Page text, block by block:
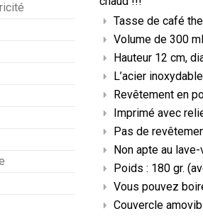
Tasse de café
Volume de 300
Hauteur 12 cm,
L’acier
Revêtement en
Imprimé avec
Pas de
Non apte au
Poids : 180 gr.
Vous pouvez
Couvercle